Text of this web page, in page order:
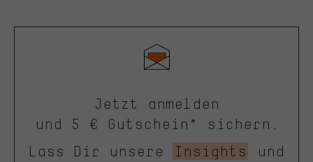
Jetzt anmelden
und 5 € Gutschein* sichern.
Lass Dir unsere
Insights
und